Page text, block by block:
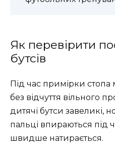
Як перевірити
бутсів
Під час примірки стопа
без відчуття вільного
дитячі бутси завеликі,
пальці впираються під
швидше натирається.